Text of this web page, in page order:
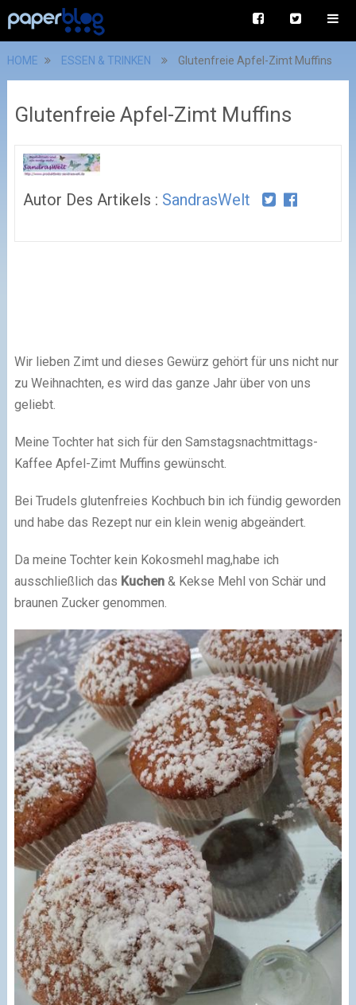
HOME ESSEN & TRINKEN Glutenfreie Apfel-Zimt Muffins
Glutenfreie Apfel-Zimt Muffins
Autor Des Artikels : SandrasWelt
Wir lieben Zimt und dieses Gewürz gehört für uns nicht nur
zu Weihnachten, es wird das ganze Jahr über von uns
geliebt.
Meine Tochter hat sich für den Samstagsnachtmittags-
Kaffee Apfel-Zimt Muffins gewünscht.
Bei Trudels glutenfreies Kochbuch bin ich fündig geworden
und habe das Rezept nur ein klein wenig abgeändert.
Da meine Tochter kein Kokosmehl mag,habe ich
ausschließlich das Kuchen& Kekse Mehl von Schär und
braunen Zucker genommen.